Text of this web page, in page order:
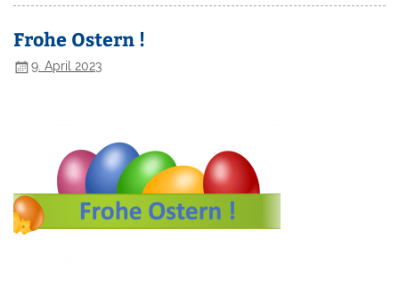
Frohe Ostern !
9. April 2023